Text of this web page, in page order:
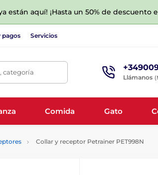
están aquí! ¡Hasta un 50% de descuento
pagos Servicios
categoría
Llámanos
Comida Gato
Collar y receptor Petrainer PET998N